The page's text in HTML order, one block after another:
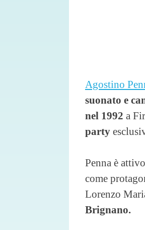
Agostino
suonato e
nel 1992 a
party
Penna è
come
Lorenzo
Brignano.